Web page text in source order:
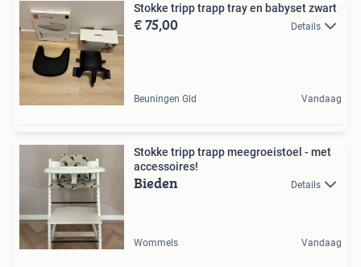
Stokke tripp trapp tray en babyset zwart
€ 75,00 Details
Beuningen Gld Vandaag
Stokke tripp trapp meegroeistoel - met
accessoires!
Bieden Details
Wommels Vandaag